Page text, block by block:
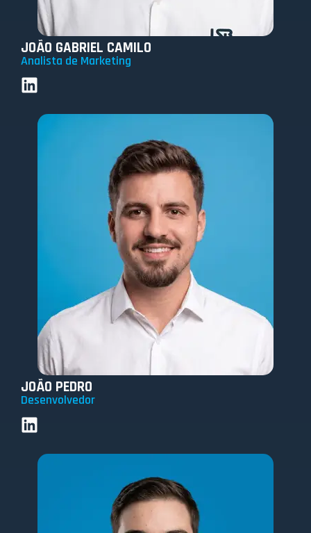
JOÃO GABRIEL CAMILO
Analista de Marketing
JOÃO PEDRO
Desenvolvedor